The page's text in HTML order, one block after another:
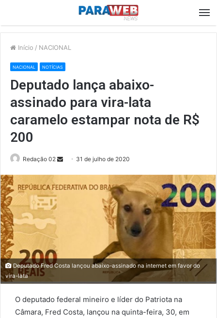
Início / NACIONAL
NACIONAL NOTÍCIAS
Deputado lança abaixo-
assinado para vira-lata
caramelo estampar nota de R$
200
Redação 02
Send 31 de julho de 2020
Deputado Fred Costa lançou abaixo-assinado na internet em favor do
vira-lata
O deputado federal mineiro e líder do Patriota na
Câmara, Fred Costa, lançou na quinta-feira, 30, em